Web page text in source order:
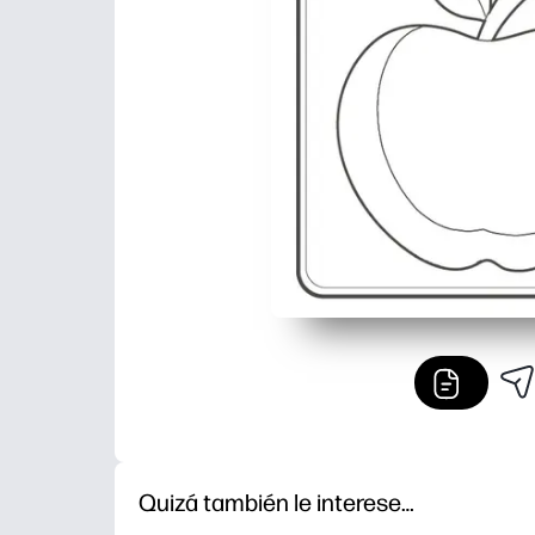
Quizá también le interese…